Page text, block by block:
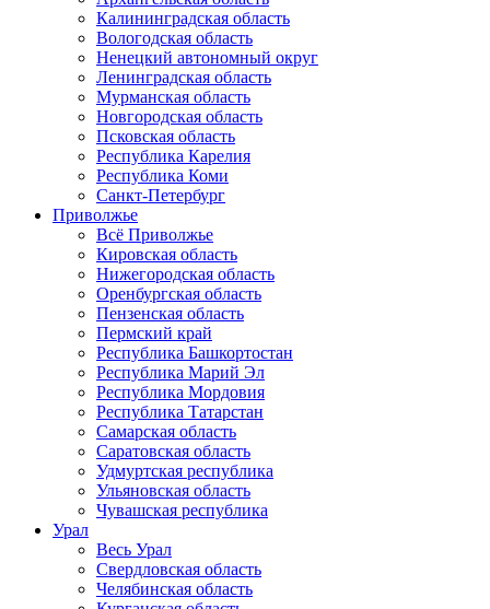
Калининградская область
Вологодская область
Ненецкий автономный округ
Ленинградская область
Мурманская область
Новгородская область
Псковская область
Республика Карелия
Республика Коми
Санкт-Петербург
Приволжье
Всё Приволжье
Кировская область
Нижегородская область
Оренбургская область
Пензенская область
Пермский край
Республика Башкортостан
Республика Марий Эл
Республика Мордовия
Республика Татарстан
Самарская область
Саратовская область
Удмуртская республика
Ульяновская область
Чувашская республика
Урал
Весь Урал
Свердловская область
Челябинская область